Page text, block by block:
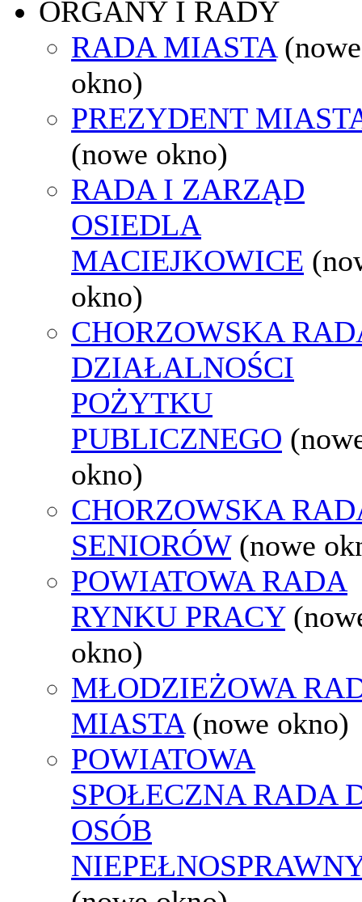
ORGANY I RADY
RADA MIASTA (nowe
okno)
PREZYDENT
(nowe okno)
RADA I ZARZĄD
OSIEDLA
MACIEJKOWICE
okno)
CHORZOWSKA
DZIAŁALNOŚCI
POŻYTKU
PUBLICZNEGO
okno)
CHORZOWSKA
SENIORÓW (nowe
POWIATOWA RADA
RYNKU PRACY
okno)
MŁODZIEŻOWA
MIASTA (nowe okno)
POWIATOWA
SPOŁECZNA RADA
OSÓB